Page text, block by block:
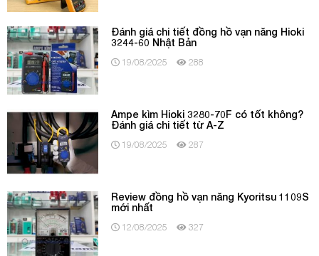
Đánh giá chi tiết đồng hồ vạn năng Hioki
3244-60 Nhật Bản
19/08/2025 288
Ampe kìm Hioki 3280-70F có tốt không?
Đánh giá chi tiết từ A-Z
19/08/2025 287
Review đồng hồ vạn năng Kyoritsu 1109S
mới nhất
12/08/2025 327